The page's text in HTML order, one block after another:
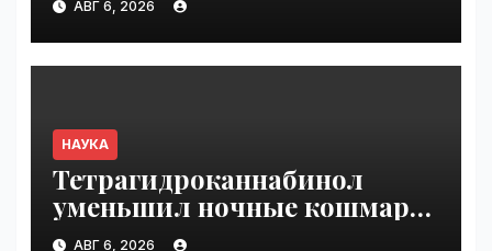
АВГ 6, 2026
НАУКА
Тетрагидроканнабинол
уменьшил ночные кошмары
при ПТСР | VseTime.ru
АВГ 6, 2026